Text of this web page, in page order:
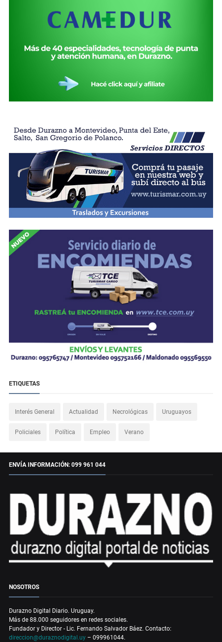
ETIQUETAS
Interés General Actualidad Necrológicas Uruguayos
Policiales Política Empleo Verano
ENVÍA INFORMACIÓN: 099 961 044
NOSOTROS
Durazno Digital Diario. Uruguay.
Más de 88.000 seguidores en redes sociales.
Fundador y Director - Lic. Fernando Salvador Báez. Contacto:
direccion@duraznodigital.uy – 099961044.